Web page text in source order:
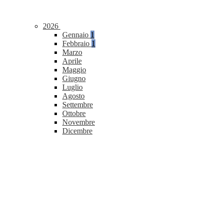
2026
Gennaio 1
Febbraio 1
Marzo
Aprile
Maggio
Giugno
Luglio
Agosto
Settembre
Ottobre
Novembre
Dicembre